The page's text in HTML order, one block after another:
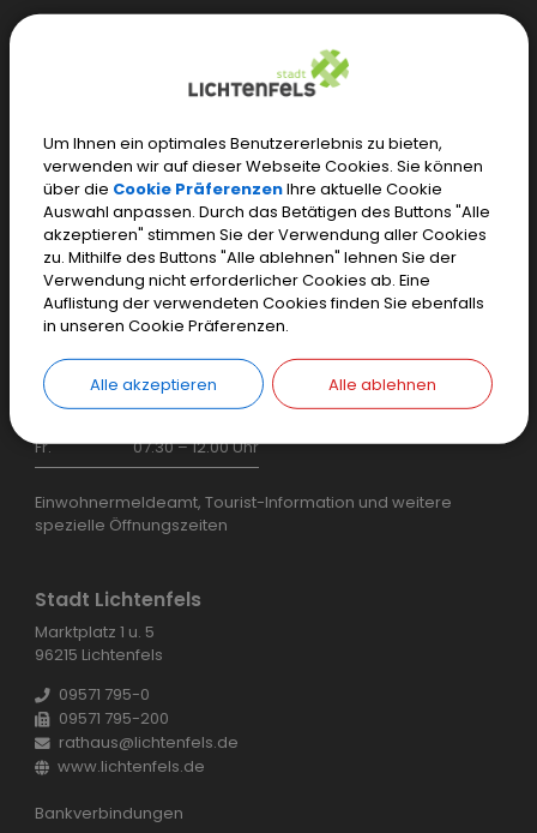
Login
Datenschutz
Barrierefreiheit
Öffentliches WLAN
Öffnungszeiten
Bürgerservice:
Mo.–Mi.
07.30 – 17.00 Uhr
Do.
07.30 – 18.00 Uhr
Fr.
07.30 – 12.00 Uhr
Einwohnermeldeamt, Tourist-Information und weitere
spezielle Öffnungszeiten
Stadt Lichtenfels
Marktplatz 1 u. 5
96215 Lichtenfels
09571 795-0
09571 795-200
rathaus@lichtenfels.de
www.lichtenfels.de
Bankverbindungen
Um Ihnen ein optimales Benutzererlebnis zu bieten,
verwenden wir auf dieser Webseite Cookies. Sie können
über die Cookie PräferenzenIhre aktuelle Cookie
Auswahl anpassen. Durch das Betätigen des Buttons "Alle
akzeptieren" stimmen Sie der Verwendung aller Cookies
zu. Mithilfe des Buttons "Alle ablehnen" lehnen Sie der
Verwendung nicht erforderlicher Cookies ab. Eine
Auflistung der verwendeten Cookies finden Sie ebenfalls
in unseren Cookie Präferenzen.
Alle akzeptieren Alle ablehnen